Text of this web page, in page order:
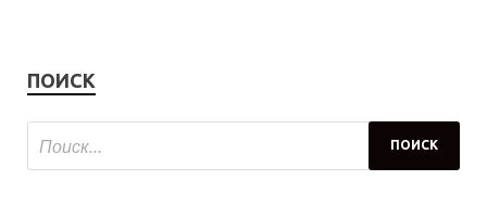
ПОИСК